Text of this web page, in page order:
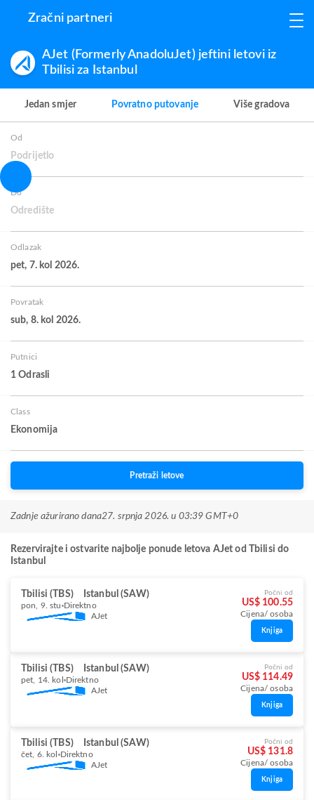
Zračni partneri
AJet (Formerly AnadoluJet) jeftini letovi iz
Tbilisi za Istanbul
Jedan smjer Povratno putovanje Više gradova
Od
Podrijetlo
Do
Odredište
Odlazak
pet, 7. kol 2026.
Povratak
sub, 8. kol 2026.
Putnici
1 Odrasli
Class
Ekonomija
Pretraži letove
Zadnje ažurirano dana27. srpnja 2026. u 03:39 GMT+0
Rezervirajte i ostvarite najbolje ponude letova AJet od Tbilisi do
Istanbul
Tbilisi (TBS) Istanbul (SAW)
pon, 9. stu Direktno
AJet
Počni od
US$ 100.55
Cijena/ osoba
Knjiga
Tbilisi (TBS) Istanbul (SAW)
pet, 14. kol Direktno
AJet
Počni od
US$ 114.49
Cijena/ osoba
Knjiga
Tbilisi (TBS) Istanbul (SAW)
čet, 6. kol Direktno
AJet
Počni od
US$ 131.8
Cijena/ osoba
Knjiga